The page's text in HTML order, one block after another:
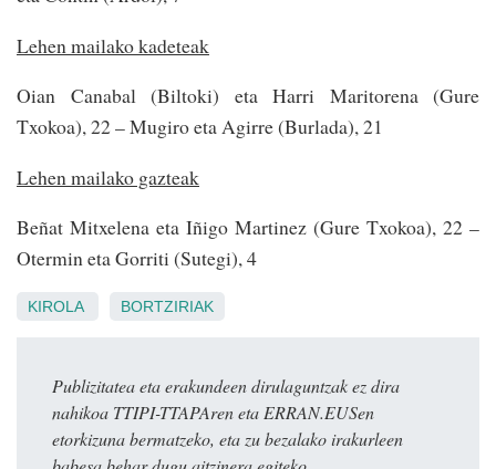
Lehen mailako kadeteak
Oian Canabal (Biltoki) eta Harri Maritorena (Gure
Txokoa), 22 – Mugiro eta Agirre (Burlada), 21
Lehen mailako gazteak
Beñat Mitxelena eta Iñigo Martinez (Gure Txokoa), 22 –
Otermin eta Gorriti (Sutegi), 4
KIROLA BORTZIRIAK
Publizitatea eta erakundeen dirulaguntzak ez dira
nahikoa TTIPI-TTAPAren eta ERRAN.EUSen
etorkizuna bermatzeko, eta zu bezalako irakurleen